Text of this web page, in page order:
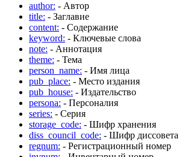
author: - Автор
title: - Заглавие
content: - Содержание
keyword: - Ключевые слова
note: - Аннотация
theme: - Тема
person_name: - Имя лица
pub_place: - Место издания
pub_house: - Издательство
persona: - Персоналия
series: - Серия
storage_code: - Шифр хранения
diss_council_code: - Шифр диссовета
regnum: - Регистрационный номер